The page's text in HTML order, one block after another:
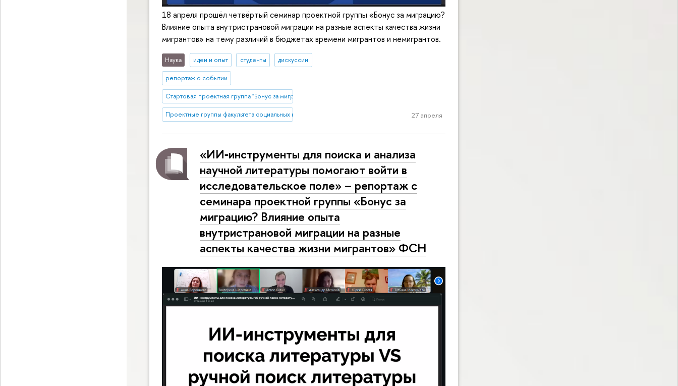
18 апреля прошёл четвёртый семинар проектной группы «Бонус за миграцию?
Влияние опыта внутристрановой миграции на разные аспекты качества жизни
мигрантов» на тему различий в бюджетах времени мигрантов и немигрантов.
Наука идеи и опыт студенты дискуссии
репортаж о событии
Стартовая проектная группа "Бонус за миграцию? Влияние опыта внутристрановой миграции на разные аспекты качества жизни мигрантов"
Проектные группы факультета социальных наук 27 апреля
«ИИ‑инструменты для поиска и анализа
научной литературы помогают войти в
исследовательское поле» – репортаж с
семинара проектной группы «Бонус за
миграцию? Влияние опыта
внутристрановой миграции на разные
аспекты качества жизни мигрантов» ФСН